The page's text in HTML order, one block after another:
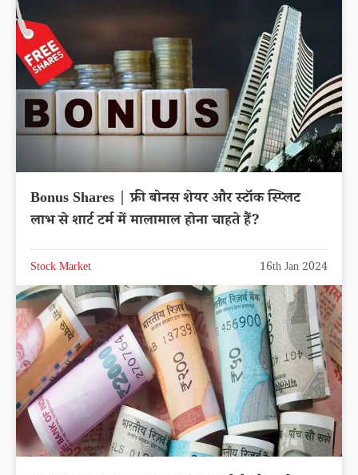
Bonus Shares | फ्री बोनस शेयर और स्टॉक स्प्लिट
लाभ से शार्ट टर्म में मालामाल होना चाहते हैं?
Stock Market 16th Jan 2024